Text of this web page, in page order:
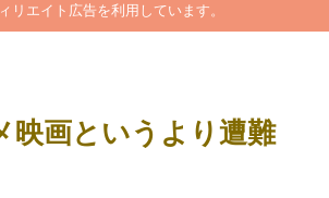
リエイト広告を利用しています。
映画というより遭難